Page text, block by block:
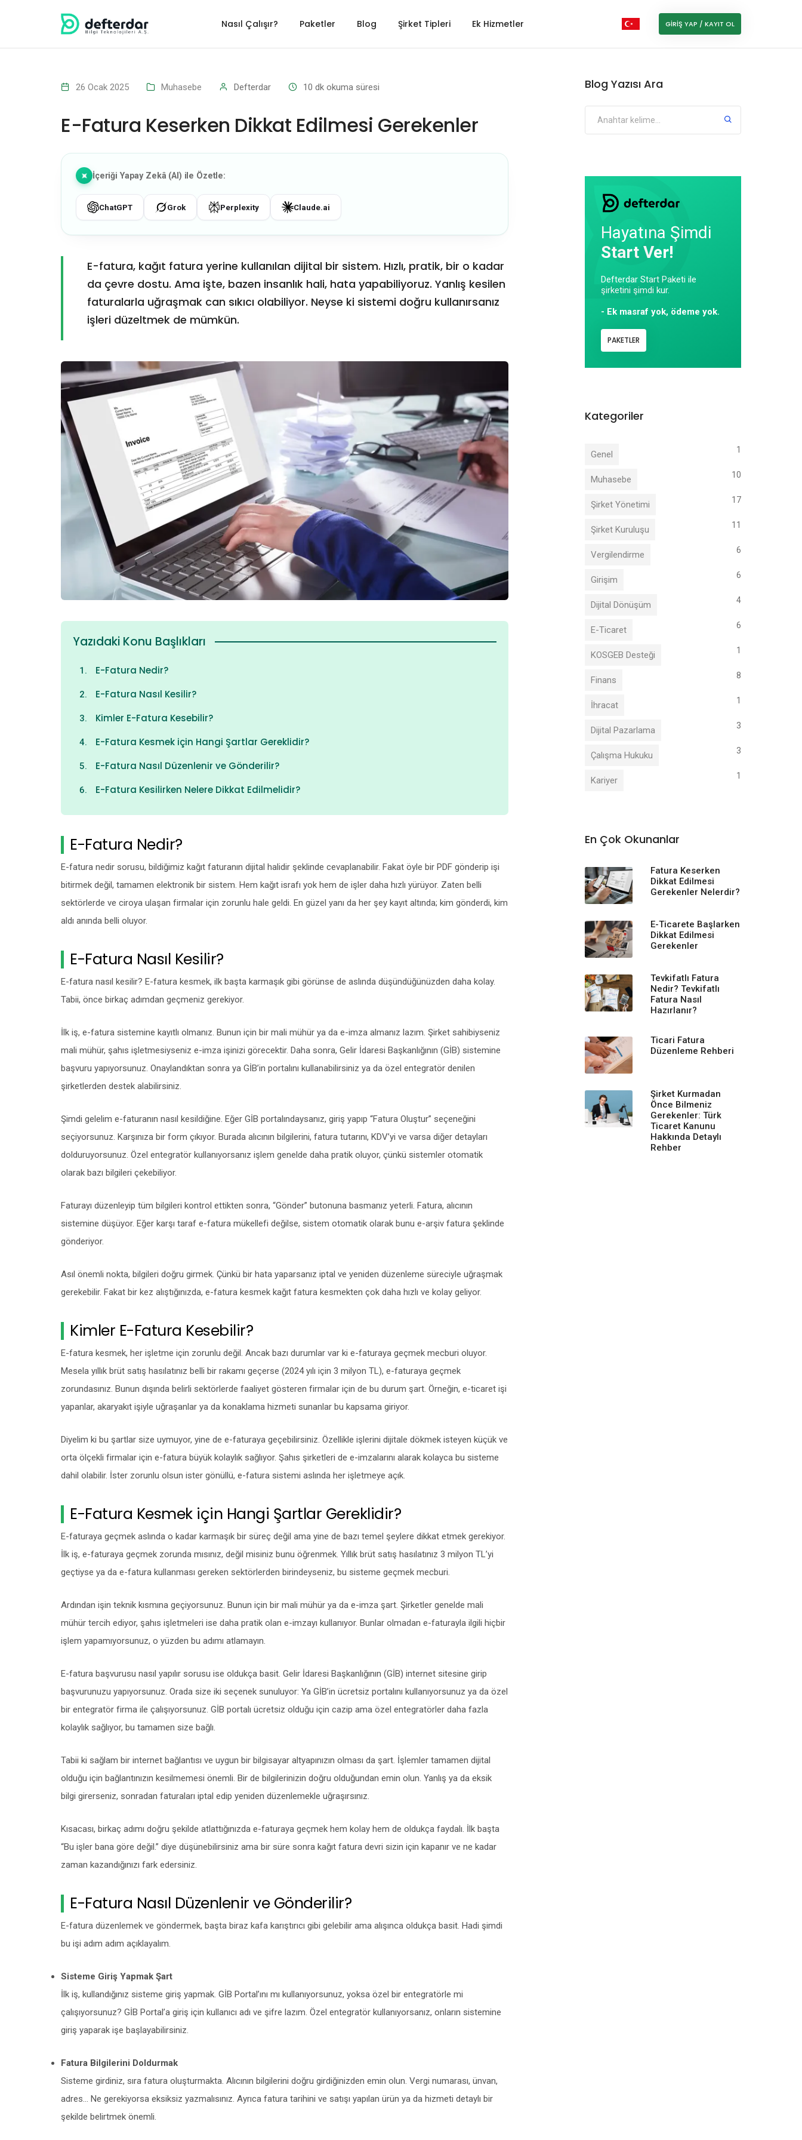
Nasıl Çalışır? Paketler Blog Şirket Tipleri Ek Hizmetler GIRIŞ YAP / KAYIT OL
26 Ocak 2025 Muhasebe Defterdar 10 dk okuma süresi
E-Fatura Keserken Dikkat Edilmesi Gerekenler
İçeriği Yapay Zekâ (AI) ile Özetle:
ChatGPT Grok Perplexity Claude.ai
E-fatura, kağıt fatura yerine kullanılan dijital bir sistem. Hızlı, pratik, bir o kadar
da çevre dostu. Ama işte, bazen insanlık hali, hata yapabiliyoruz. Yanlış kesilen
faturalarla uğraşmak can sıkıcı olabiliyor. Neyse ki sistemi doğru kullanırsanız
işleri düzeltmek de mümkün.
Yazıdaki Konu Başlıkları
E-Fatura Nedir?
E-Fatura Nasıl Kesilir?
Kimler E-Fatura Kesebilir?
E-Fatura Kesmek için Hangi Şartlar Gereklidir?
E-Fatura Nasıl Düzenlenir ve Gönderilir?
E-Fatura Kesilirken Nelere Dikkat Edilmelidir?
E-Fatura Nedir?
E-fatura nedir sorusu, bildiğimiz kağıt faturanın dijital halidir şeklinde cevaplanabilir. Fakat öyle bir PDF gönderip işi
bitirmek değil, tamamen elektronik bir sistem. Hem kağıt israfı yok hem de işler daha hızlı yürüyor. Zaten belli
sektörlerde ve ciroya ulaşan firmalar için zorunlu hale geldi. En güzel yanı da her şey kayıt altında; kim gönderdi, kim
aldı anında belli oluyor.
E-Fatura Nasıl Kesilir?
E-fatura nasıl kesilir? E-fatura kesmek, ilk başta karmaşık gibi görünse de aslında düşündüğünüzden daha kolay.
Tabii, önce birkaç adımdan geçmeniz gerekiyor.
İlk iş, e-fatura sistemine kayıtlı olmanız. Bunun için bir mali mühür ya da e-imza almanız lazım. Şirket sahibiyseniz
mali mühür, şahıs işletmesiyseniz e-imza işinizi görecektir. Daha sonra, Gelir İdaresi Başkanlığının (GİB) sistemine
başvuru yapıyorsunuz. Onaylandıktan sonra ya GİB’in portalını kullanabilirsiniz ya da özel entegratör denilen
şirketlerden destek alabilirsiniz.
Şimdi gelelim e-faturanın nasıl kesildiğine. Eğer GİB portalındaysanız, giriş yapıp “Fatura Oluştur” seçeneğini
seçiyorsunuz. Karşınıza bir form çıkıyor. Burada alıcının bilgilerini, fatura tutarını, KDV’yi ve varsa diğer detayları
dolduruyorsunuz. Özel entegratör kullanıyorsanız işlem genelde daha pratik oluyor, çünkü sistemler otomatik
olarak bazı bilgileri çekebiliyor.
Faturayı düzenleyip tüm bilgileri kontrol ettikten sonra, “Gönder” butonuna basmanız yeterli. Fatura, alıcının
sistemine düşüyor. Eğer karşı taraf e-fatura mükellefi değilse, sistem otomatik olarak bunu e-arşiv fatura şeklinde
gönderiyor.
Asıl önemli nokta, bilgileri doğru girmek. Çünkü bir hata yaparsanız iptal ve yeniden düzenleme süreciyle uğraşmak
gerekebilir. Fakat bir kez alıştığınızda, e-fatura kesmek kağıt fatura kesmekten çok daha hızlı ve kolay geliyor.
Kimler E-Fatura Kesebilir?
E-fatura kesmek, her işletme için zorunlu değil. Ancak bazı durumlar var ki e-faturaya geçmek mecburi oluyor.
Mesela yıllık brüt satış hasılatınız belli bir rakamı geçerse (2024 yılı için 3 milyon TL), e-faturaya geçmek
zorundasınız. Bunun dışında belirli sektörlerde faaliyet gösteren firmalar için de bu durum şart. Örneğin, e-ticaret işi
yapanlar, akaryakıt işiyle uğraşanlar ya da konaklama hizmeti sunanlar bu kapsama giriyor.
Diyelim ki bu şartlar size uymuyor, yine de e-faturaya geçebilirsiniz. Özellikle işlerini dijitale dökmek isteyen küçük ve
orta ölçekli firmalar için e-fatura büyük kolaylık sağlıyor. Şahıs şirketleri de e-imzalarını alarak kolayca bu sisteme
dahil olabilir. İster zorunlu olsun ister gönüllü, e-fatura sistemi aslında her işletmeye açık.
E-Fatura Kesmek için Hangi Şartlar Gereklidir?
E-faturaya geçmek aslında o kadar karmaşık bir süreç değil ama yine de bazı temel şeylere dikkat etmek gerekiyor.
İlk iş, e-faturaya geçmek zorunda mısınız, değil misiniz bunu öğrenmek. Yıllık brüt satış hasılatınız 3 milyon TL’yi
geçtiyse ya da e-fatura kullanması gereken sektörlerden birindeyseniz, bu sisteme geçmek mecburi.
Ardından işin teknik kısmına geçiyorsunuz. Bunun için bir mali mühür ya da e-imza şart. Şirketler genelde mali
mühür tercih ediyor, şahıs işletmeleri ise daha pratik olan e-imzayı kullanıyor. Bunlar olmadan e-faturayla ilgili hiçbir
işlem yapamıyorsunuz, o yüzden bu adımı atlamayın.
E-fatura başvurusu nasıl yapılır sorusu ise oldukça basit. Gelir İdaresi Başkanlığının (GİB) internet sitesine girip
başvurunuzu yapıyorsunuz. Orada size iki seçenek sunuluyor: Ya GİB’in ücretsiz portalını kullanıyorsunuz ya da özel
bir entegratör firma ile çalışıyorsunuz. GİB portalı ücretsiz olduğu için cazip ama özel entegratörler daha fazla
kolaylık sağlıyor, bu tamamen size bağlı.
Tabii ki sağlam bir internet bağlantısı ve uygun bir bilgisayar altyapınızın olması da şart. İşlemler tamamen dijital
olduğu için bağlantınızın kesilmemesi önemli. Bir de bilgilerinizin doğru olduğundan emin olun. Yanlış ya da eksik
bilgi girerseniz, sonradan faturaları iptal edip yeniden düzenlemekle uğraşırsınız.
Kısacası, birkaç adımı doğru şekilde atlattığınızda e-faturaya geçmek hem kolay hem de oldukça faydalı. İlk başta
“Bu işler bana göre değil.” diye düşünebilirsiniz ama bir süre sonra kağıt fatura devri sizin için kapanır ve ne kadar
zaman kazandığınızı fark edersiniz.
E-Fatura Nasıl Düzenlenir ve Gönderilir?
E-fatura düzenlemek ve göndermek, başta biraz kafa karıştırıcı gibi gelebilir ama alışınca oldukça basit. Hadi şimdi
bu işi adım adım açıklayalım.
Sisteme Giriş Yapmak Şart
İlk iş, kullandığınız sisteme giriş yapmak. GİB Portal’ını mı kullanıyorsunuz, yoksa özel bir entegratörle mi
çalışıyorsunuz? GİB Portal’a giriş için kullanıcı adı ve şifre lazım. Özel entegratör kullanıyorsanız, onların sistemine
giriş yaparak işe başlayabilirsiniz.
Fatura Bilgilerini Doldurmak
Sisteme girdiniz, sıra fatura oluşturmakta. Alıcının bilgilerini doğru girdiğinizden emin olun. Vergi numarası, ünvan,
adres... Ne gerekiyorsa eksiksiz yazmalısınız. Ayrıca fatura tarihini ve satışı yapılan ürün ya da hizmeti detaylı bir
şekilde belirtmek önemli.
Blog Yazısı Ara
Hayatına Şimdi
Start Ver!
Defterdar Start Paketi ile
şirketini şimdi kur.
- Ek masraf yok, ödeme yok.
PAKETLER
Kategoriler
Genel 1
Muhasebe 10
Şirket Yönetimi 17
Şirket Kuruluşu 11
Vergilendirme 6
Girişim 6
Dijital Dönüşüm 4
E-Ticaret 6
KOSGEB Desteği 1
Finans 8
İhracat 1
Dijital Pazarlama 3
Çalışma Hukuku 3
Kariyer 1
En Çok Okunanlar
Fatura Keserken
Dikkat Edilmesi
Gerekenler Nelerdir?
E-Ticarete Başlarken
Dikkat Edilmesi
Gerekenler
Tevkifatlı Fatura
Nedir? Tevkifatlı
Fatura Nasıl
Hazırlanır?
Ticari Fatura
Düzenleme Rehberi
Şirket Kurmadan
Önce Bilmeniz
Gerekenler: Türk
Ticaret Kanunu
Hakkında Detaylı
Rehber